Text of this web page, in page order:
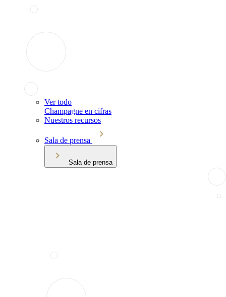
Ver todo
Champagne en cifras
Nuestros recursos
Sala de prensa
Sala de prensa